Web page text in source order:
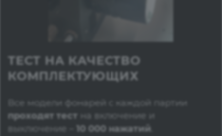
ТЕСТ НА КАЧЕСТВО
КОМПЛЕКТУЮЩИХ
Все модели фонарей с каждой партии
проходят тест на включение и
выключение –
10 000 нажатий